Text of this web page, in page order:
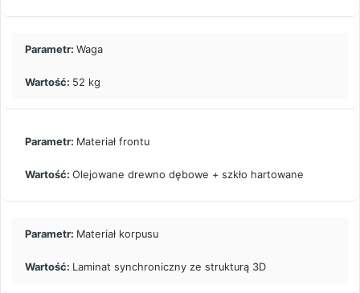
Waga
52 kg
Materiał frontu
Olejowane drewno dębowe + szkło hartowane
Materiał korpusu
Laminat synchroniczny ze strukturą 3D